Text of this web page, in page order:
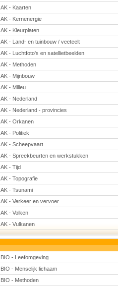
AK - Kaarten
AK - Kernenergie
AK - Kleurplaten
AK - Land- en tuinbouw / veeteelt
AK - Luchtfoto's en satellietbeelden
AK - Methoden
AK - Mijnbouw
AK - Milieu
AK - Nederland
AK - Nederland - provincies
AK - Orkanen
AK - Politiek
AK - Scheepvaart
AK - Spreekbeurten en werkstukken
AK - Tijd
AK - Topografie
AK - Tsunami
AK - Verkeer en vervoer
AK - Volken
AK - Vulkanen
BIO - Leefomgeving
BIO - Menselijk lichaam
BIO - Methoden